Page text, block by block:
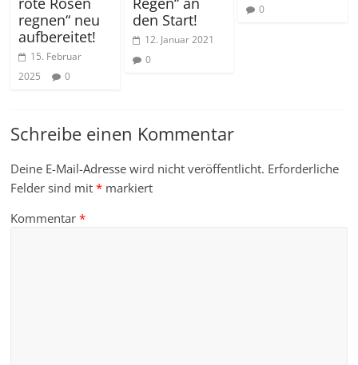
regnen“ neu
aufbereitet!
15. Februar
2025
0
den Start!
12. Januar 2021
0
0
Schreibe einen Kommentar
Deine E-Mail-Adresse wird nicht veröffentlicht. Erforderliche
Felder sind mit* markiert
Kommentar*